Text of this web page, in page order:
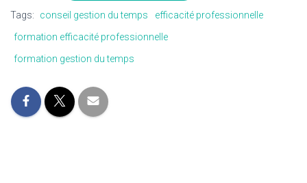
Tags: conseil gestion du temps
efficacité professionnelle
formation efficacité professionnelle
formation gestion du temps